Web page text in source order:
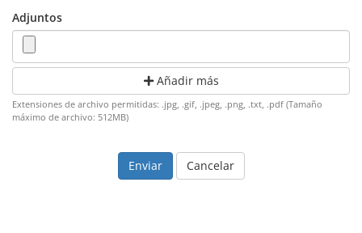
Adjuntos
Añadir más
Extensiones de archivo permitidas: .jpg, .gif, .jpeg, .png, .txt, .pdf (Tamaño
máximo de archivo: 512MB)
Cancelar